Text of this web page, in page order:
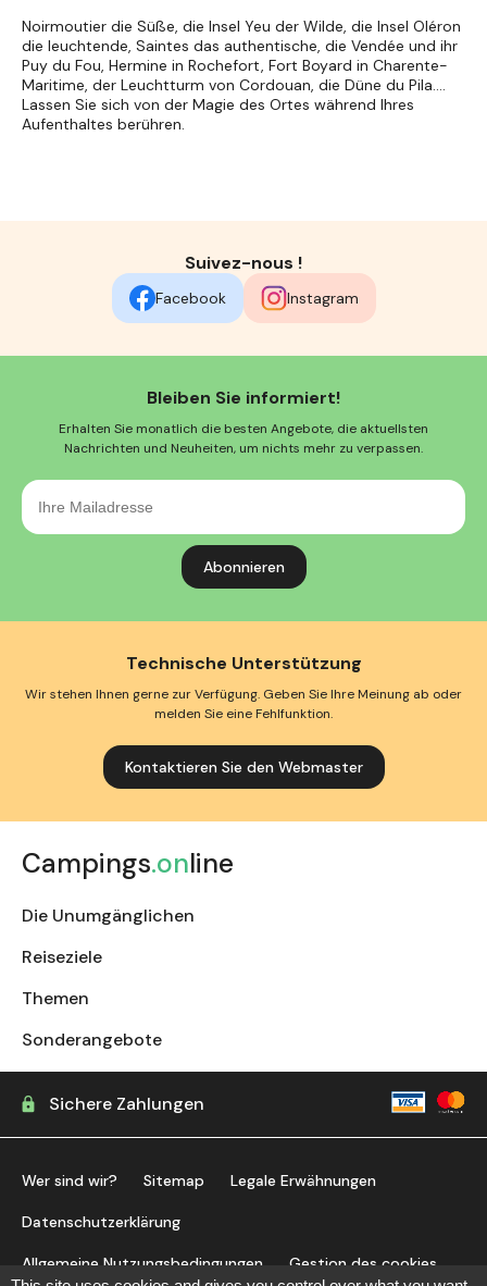
Noirmoutier die Süße, die Insel Yeu der Wilde, die Insel Oléron
die leuchtende, Saintes das authentische, die Vendée und ihr
Puy du Fou, Hermine in Rochefort, Fort Boyard in Charente-
Maritime, der Leuchtturm von Cordouan, die Düne du Pila....
Lassen Sie sich von der Magie des Ortes während Ihres
Aufenthaltes berühren.
Suivez-nous !
Facebook Instagram
Bleiben Sie informiert!
Erhalten Sie monatlich die besten Angebote, die aktuellsten
Nachrichten und Neuheiten, um nichts mehr zu verpassen.
Ihre
Mailadresse
Technische Unterstützung
Wir stehen Ihnen gerne zur Verfügung. Geben Sie Ihre Meinung ab oder
melden Sie eine Fehlfunktion.
Kontaktieren Sie den Webmaster
Campings.online
Die Unumgänglichen
Reiseziele
Themen
Sonderangebote
Sichere Zahlungen
Wer sind wir? Sitemap Legale Erwähnungen
Datenschutzerklärung
Allgemeine Nutzungsbedingungen Gestion des cookies